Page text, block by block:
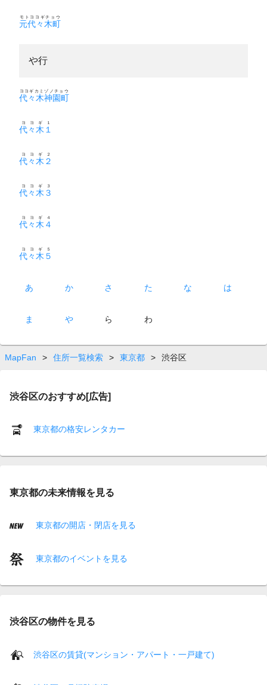
元代々木町
モトヨヨギチョウ
や行
代々木神園町
ヨヨギカミゾノチョウ
代々木１
ヨヨギ１
代々木２
ヨヨギ２
代々木３
ヨヨギ３
代々木４
ヨヨギ４
代々木５
ヨヨギ５
あ か さ た な は
ま や ら わ
MapFan > 住所一覧検索 > 東京都 > 渋谷区
渋谷区のおすすめ[広告]
東京都の格安レンタカー
東京都の未来情報を見る
東京都の開店・閉店を見る
東京都のイベントを見る
渋谷区の物件を見る
渋谷区の賃貸(マンション・アパート・一戸建て)